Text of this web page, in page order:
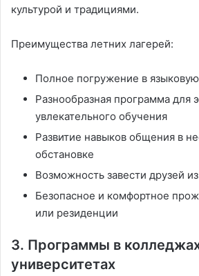
культурой и традициями.
Преимущества летних лагерей:
Полное погружение в
Разнообразная программа для
увлекательного обучения
Развитие навыков общения в
обстановке
Возможность завести друзей
Безопасное и комфортное
или резиденции
3. Программы в
университетах